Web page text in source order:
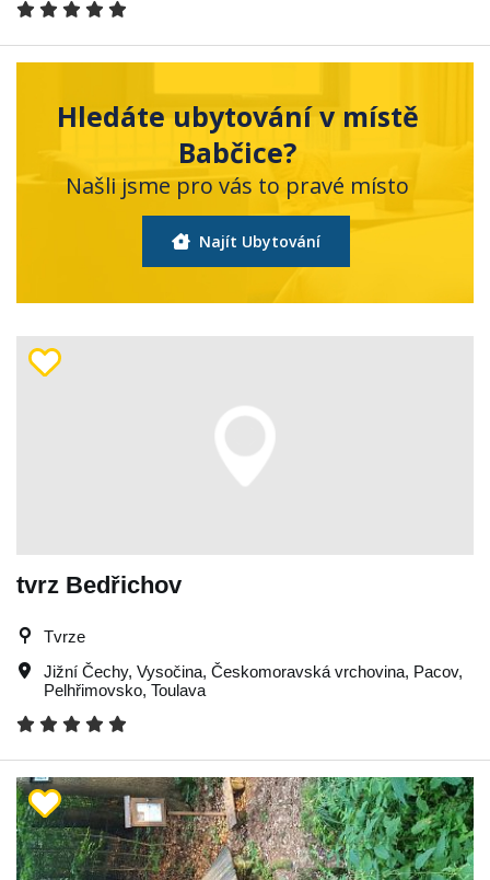
Hledáte ubytování v místě
Babčice?
Našli jsme pro vás to pravé místo
Najít Ubytování
tvrz Bedřichov
Tvrze
Jižní Čechy, Vysočina, Českomoravská vrchovina, Pacov,
Pelhřimovsko, Toulava